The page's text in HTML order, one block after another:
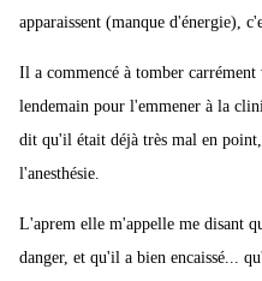
apparaissent (manque d'énergie),
Il a commencé à tomber
lendemain pour l'emmener à la
dit qu'il était déjà très mal en
l'anesthésie.
L'aprem elle m'appelle me disant
danger, et qu'il a bien encaissé...